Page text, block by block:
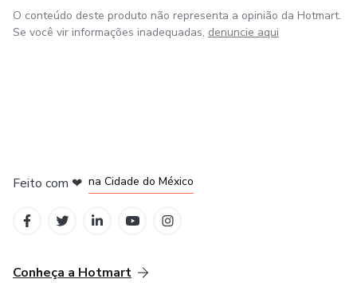
O conteúdo deste produto não representa a opinião da Hotmart.
Se você vir informações inadequadas, denuncie aqui
Feito com ❤ na Cidade do México
Conheça a Hotmart